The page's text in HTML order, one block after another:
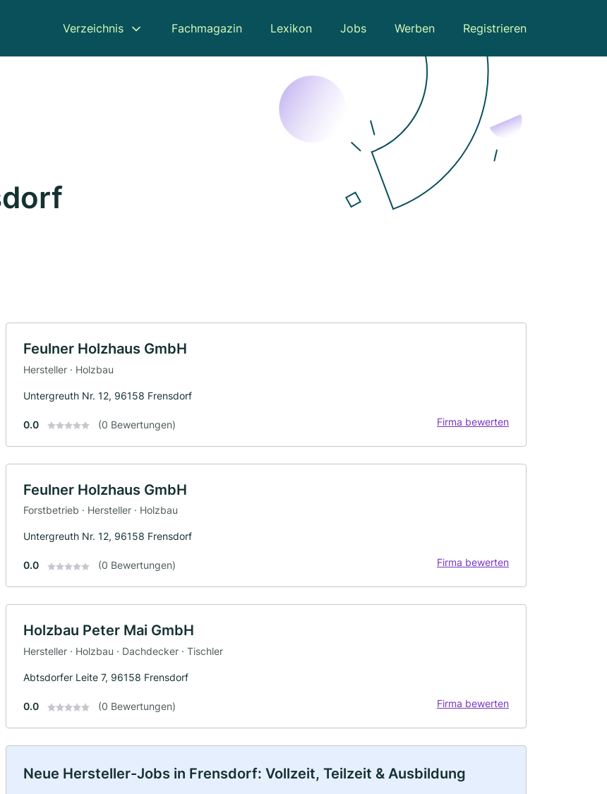
Verzeichnis Fachmagazin Lexikon Jobs Werben Registrieren
Feulner Holzhaus GmbH
Hersteller · Holzbau
Untergreuth Nr. 12, 96158 Frensdorf
0.0 (0 Bewertungen) Firma bewerten
Feulner Holzhaus GmbH
Forstbetrieb · Hersteller · Holzbau
Untergreuth Nr. 12, 96158 Frensdorf
0.0 (0 Bewertungen) Firma bewerten
Holzbau Peter Mai GmbH
Hersteller · Holzbau · Dachdecker · Tischler
Abtsdorfer Leite 7, 96158 Frensdorf
0.0 (0 Bewertungen) Firma bewerten
Neue Hersteller-Jobs in Frensdorf: Vollzeit, Teilzeit & Ausbildung